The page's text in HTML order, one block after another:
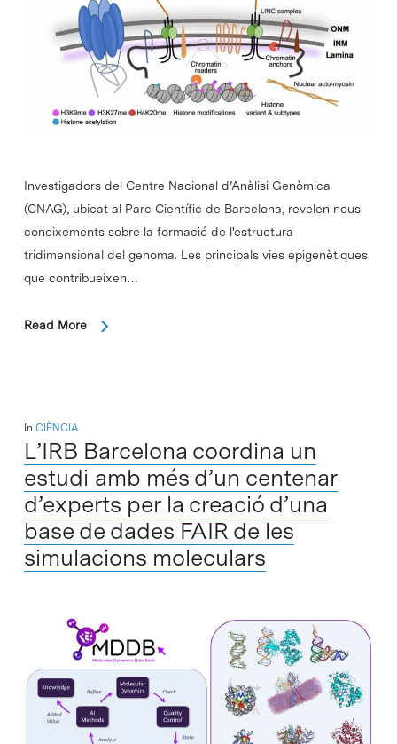
Investigadors del Centre Nacional d’Anàlisi Genòmica
(CNAG), ubicat al Parc Científic de Barcelona, revelen nous
coneixements sobre la formació de l'estructura
tridimensional del genoma. Les principals vies epigenètiques
que contribueixen…
Read More
In CIÈNCIA
L’IRB Barcelona coordina un
estudi amb més d’un centenar
d’experts per la creació d’una
base de dades FAIR de les
simulacions moleculars